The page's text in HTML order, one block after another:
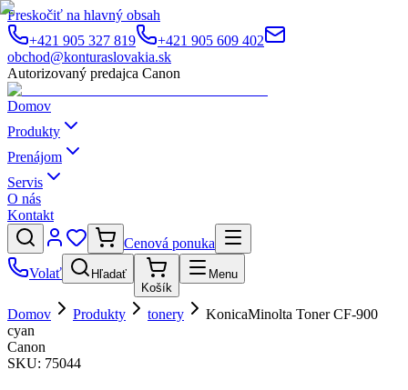
Preskočiť na hlavný obsah
+421 905 327 819
+421 905 609 402
obchod@konturaslovakia.sk
Autorizovaný predajca Canon
Domov
Produkty
Prenájom
Servis
O nás
Kontakt
Cenová ponuka
Volať
Hľadať
Košík
Menu
Domov Produkty tonery
KonicaMinolta Toner CF-900
cyan
Canon
SKU: 75044